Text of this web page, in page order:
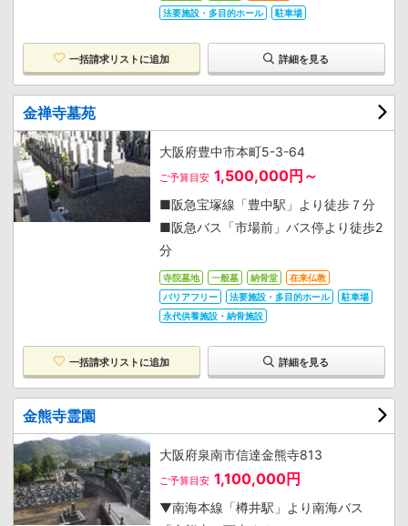
法要施設・多目的ホール
駐車場
一括請求リストに追加 詳細を見る
金禅寺墓苑
大阪府豊中市本町5-3-64
ご予算目安 1,500,000円～
■阪急宝塚線「豊中駅」より徒歩７分
■阪急バス「市場前」バス停より徒歩2
分
寺院墓地 一般墓 納骨堂
在来仏教
バリアフリー
法要施設・多目的ホール
駐車場
永代供養施設・納骨施設
一括請求リストに追加 詳細を見る
金熊寺霊園
大阪府泉南市信達金熊寺813
ご予算目安 1,100,000円
▼南海本線「樽井駅」より南海バス